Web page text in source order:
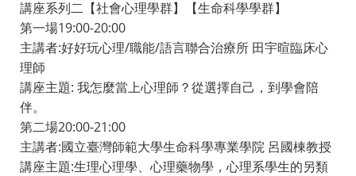
講座系列二【社會心理學群】【生命科學學群】
第一場19:00-20:00
主講者:好好玩心理/職能/語言聯合治療所 田宇暄臨床心
理師
講座主題: 我怎麼當上心理師？從選擇自己，到學會陪
伴。
第二場20:00-21:00
主講者:國立臺灣師範大學生命科學專業學院 呂國棟教授
講座主題:生理心理學、心理藥物學，心理系學生的另類